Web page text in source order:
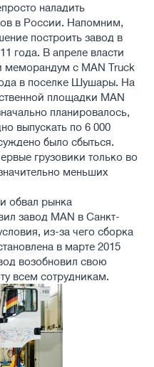
наладить
в России. Напомним,
построить завод в
года. В апреле власти
меморандум с MAN Truck
в поселке Шушары. На
площадки MAN
планировалось,
выпускать по 6 000
было сбыться.
грузовики только во
меньших
обвал рынка
завод MAN в Санкт-
из-за чего сборка
в марте 2015
возобновил свою
всем сотрудникам.